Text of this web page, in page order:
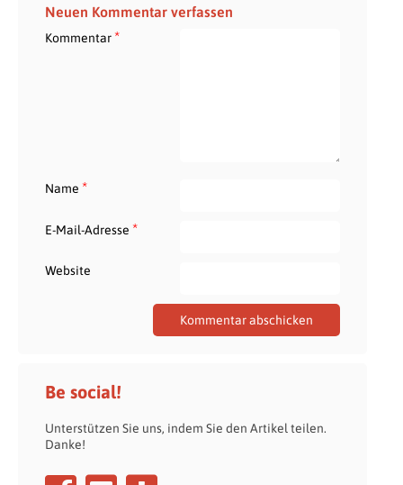
Neuen Kommentar verfassen
Kommentar*
Name *
E-Mail-Adresse *
Website
Be social!
Unterstützen Sie uns, indem Sie den Artikel teilen.
Danke!